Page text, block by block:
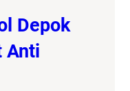
Depok
Anti